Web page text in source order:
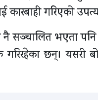
गरिएको
सञ्चालित भएता
गरिरहेका छन्।